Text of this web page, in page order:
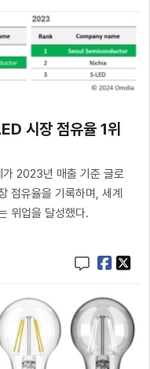
시장 점유율 1위
가 2023년 매출 기준 글로
점유율을 기록하며, 세계
위업을 달성했다.